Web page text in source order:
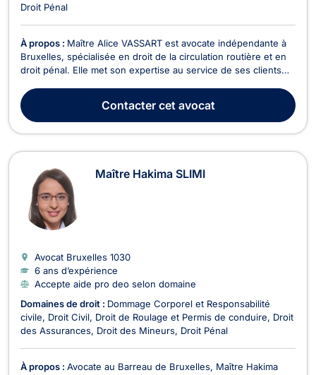
Droit Pénal
À propos : Maître Alice VASSART est avocate indépendante à
Bruxelles, spécialisée en droit de la circulation routière et en
droit pénal. Elle met son expertise au service de ses clients
complexes avec rigueur, humanité et efficacité. En droit de la
circulation routière, Maître Vassar...
Contactercet avocat
Maître Hakima SLIMI
Avocat Bruxelles 1030
6 ans d’expérience
Accepte aide pro deo selon domaine
Domaines de droit : Dommage Corporel et Responsabilité
civile
Droit Civil Droit de Roulage et Permis de conduire
Droit
des Assurances Droit des Mineurs Droit Pénal
À propos : Avocate au Barreau de Bruxelles, Maître Hakima